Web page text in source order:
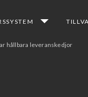
hållbara leveranskedjor